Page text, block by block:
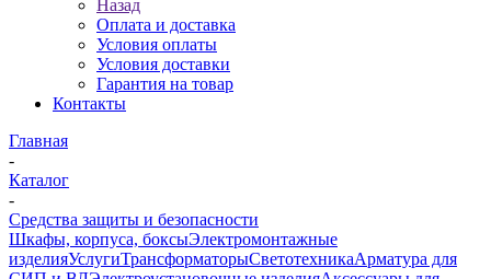
Назад
Оплата и доставка
Условия оплаты
Условия доставки
Гарантия на товар
Контакты
Главная
-
Каталог
-
Средства защиты и безопасности
Шкафы, корпуса, боксыЭлектромонтажные
изделияУслугиТрансформаторыСветотехникаАрматура для